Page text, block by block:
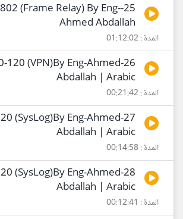
802 (Frame Relay) By Eng-
Ahmed Abdallah
المدة : 01:12:02
120 (VPN)By Eng-Ahmed
Abdallah | Arabic
المدة : 00:21:42
120 (SysLog)By Eng-Ahmed
Abdallah | Arabic
المدة : 00:14:58
120 (SysLog)By Eng-Ahmed
Abdallah | Arabic
المدة : 00:12:41